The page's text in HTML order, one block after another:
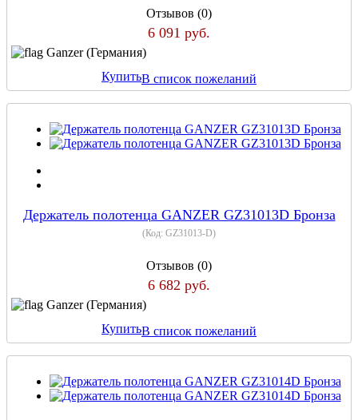
Отзывов (0)
6 091 руб.
Ganzer (Германия)
КупитьВ список пожеланий
Держатель полотенца GANZER GZ31013D Бронза
(Код: GZ31013-D)
Отзывов (0)
6 682 руб.
Ganzer (Германия)
КупитьВ список пожеланий